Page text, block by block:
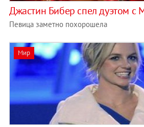
Джастин Бибер спел дуэтом с
Певица заметно похорошела
Мир